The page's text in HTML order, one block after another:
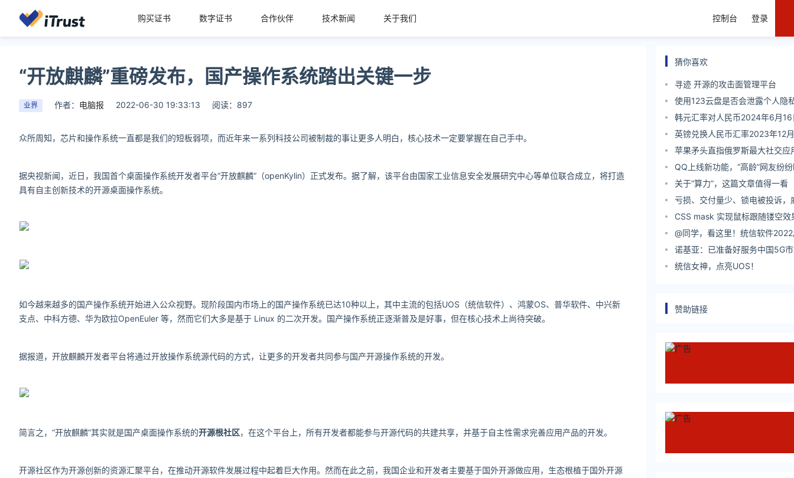
购买证书 数字证书 合作伙伴 技术新闻 关于我们 控制台 登录
“开放麒麟”重磅发布，国产操作系统踏出关键一步
业界 作者： 电脑报 2022-06-30 19:33:13 阅读：897
众所周知，芯片和操作系统一直都是我们的短板弱项，而近年来一系列科技公司被制裁的事让更多人明白，核心技术一定要掌握在自己手中。
据央视新闻，近日，我国首个桌面操作系统开发者平台“开放麒麟”（openKylin）正式发布。据了解，该平台由国家工业信息安全发展研究中心等单位联合成立，将打造
具有自主创新技术的开源桌面操作系统。
如今越来越多的国产操作系统开始进入公众视野。现阶段国内市场上的国产操作系统已达10种以上，其中主流的包括UOS（统信软件）、鸿蒙OS、普华软件、中兴新
支点、中科方德、华为欧拉OpenEuler 等，然而它们大多是基于 Linux 的二次开发。国产操作系统正逐渐普及是好事，但在核心技术上尚待突破。
据报道，开放麒麟开发者平台将通过开放操作系统源代码的方式，让更多的开发者共同参与国产开源操作系统的开发。
简言之，“开放麒麟”其实就是国产桌面操作系统的开源根社区，在这个平台上，所有开发者都能参与开源代码的共建共享，并基于自主性需求完善应用产品的开发。
开源社区作为开源创新的资源汇聚平台，在推动开源软件发展过程中起着巨大作用。然而在此之前，我国企业和开发者主要基于国外开源做应用，生态根植于国外开源
猜你喜欢
寻迹 开源的攻击面管理平台
使用123云盘是否会泄露个人隐
韩元汇率对人民币2024年6月16
英镑兑换人民币汇率2023年12
苹果矛头直指俄罗斯最大社交应
QQ上线新功能，“高龄”网友纷
关于“算力”，这篇文章值得一看
亏损、交付量少、锁电被投诉，
求生？
CSS mask 实现鼠标跟随镂空效
@同学，看这里！统信软件
位已开启
诺基亚：已准备好服务中国5G
统信女神，点亮UOS！
赞助链接